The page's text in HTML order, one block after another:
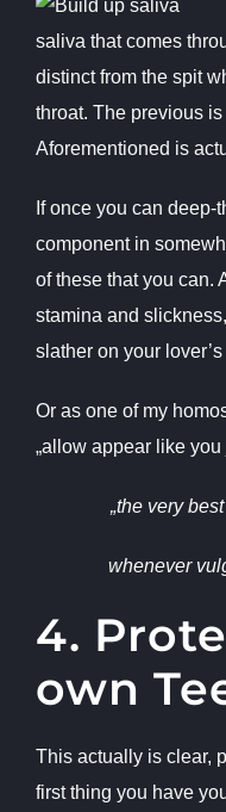
saliva that comes
distinct from the spit
throat. The previous
Aforementioned is
If once you can deep-
component in
of these that you can.
stamina and
slather on your
Or as one of my
„allow appear like
„the very
whenever
4.
own
This actually is clear,
first thing you have